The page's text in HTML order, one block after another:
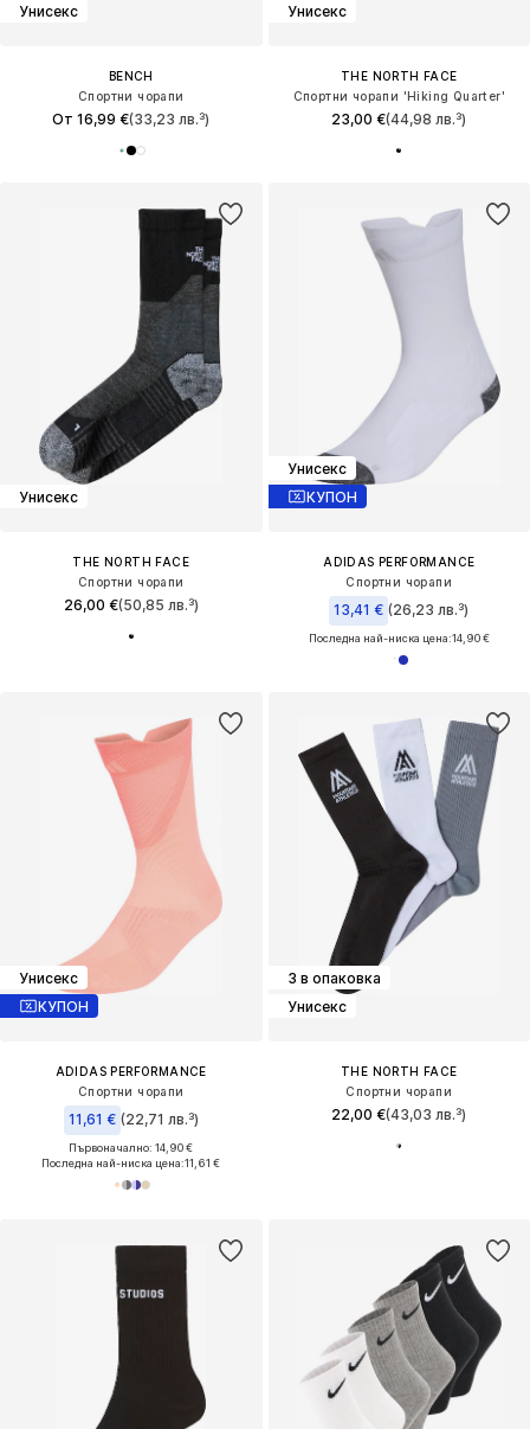
Унисекс
BENCH
Спортни чорапи
От 16,99 €(33,23 лв.³)
Унисекс
THE NORTH FACE
Спортни чорапи 'Hiking Quarter'
23,00 €(44,98 лв.³)
Унисекс
THE NORTH FACE
Спортни чорапи
26,00 €(50,85 лв.³)
Унисекс
КУПОН
ADIDAS PERFORMANCE
Спортни чорапи
13,41 € (26,23 лв.³)
Последна най-ниска цена:14,90 €
Унисекс
КУПОН
ADIDAS PERFORMANCE
Спортни чорапи
11,61 € (22,71 лв.³)
Първоначално: 14,90 €
Последна най-ниска цена:11,61 €
3 в опаковка
Унисекс
THE NORTH FACE
Спортни чорапи
22,00 €(43,03 лв.³)